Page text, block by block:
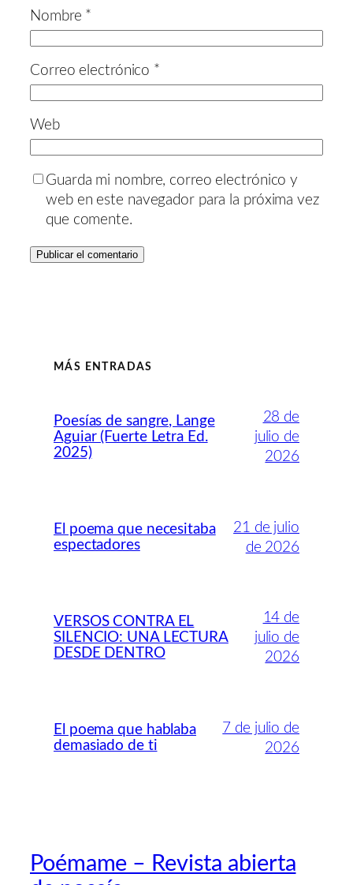
Nombre *
Correo electrónico *
Web
Guarda mi nombre, correo electrónico y
web en este navegador para la próxima vez
que comente.
MÁS ENTRADAS
Poesías de sangre, Lange
Aguiar (Fuerte Letra Ed.
2025)
28 de
julio de
2026
El poema que necesitaba
espectadores
21 de julio
de 2026
VERSOS CONTRA EL
SILENCIO: UNA LECTURA
DESDE DENTRO
14 de
julio de
2026
El poema que hablaba
demasiado de ti
7 de julio de
2026
Poémame – Revista abierta